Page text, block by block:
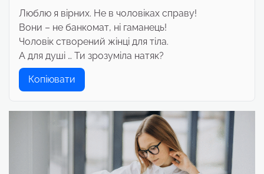
Люблю я вірних. Не в чоловіках справу!
Вони – не банкомат, ні гаманець!
Чоловік створений жінці для тіла.
А для душі … Ти зрозуміла натяк?
Копіювати